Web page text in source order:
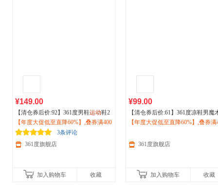
¥149.00
【清仓券后价:92】361度男鞋运动鞋2
026春秋季透气舒适户外休闲运动鞋57
2513306
【年度大促低至直降60%】,叠券满400
减150/600减230,立即抢购！
3条评论
361度旗舰店
加入购物车 收藏
¥99.00
【清仓券后价:61】361度凉鞋男魔
贴凉拖运动休闲鞋户外涉水鞋沙滩
【年度大促低至直降60%】,叠券满
361度旗舰店
加入购物车 收藏